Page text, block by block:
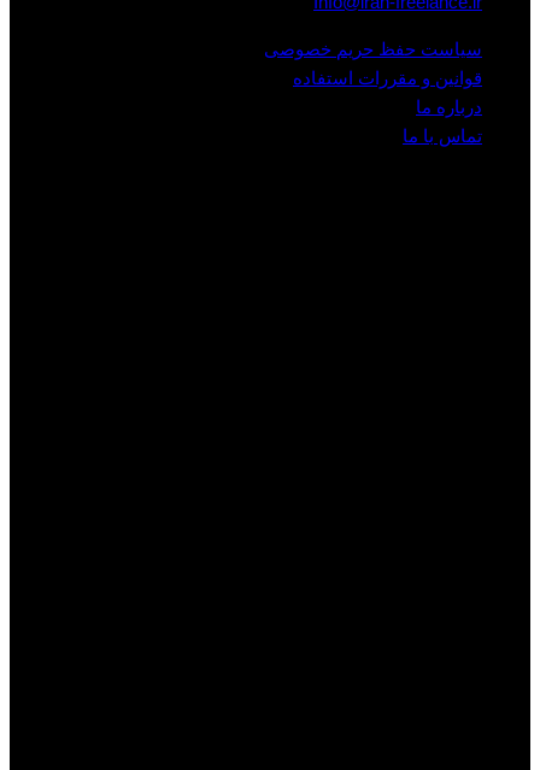
سیاست حفظ حریم خصوصی
قوانین و مقررات استفاده
درباره ما
تماس با ما